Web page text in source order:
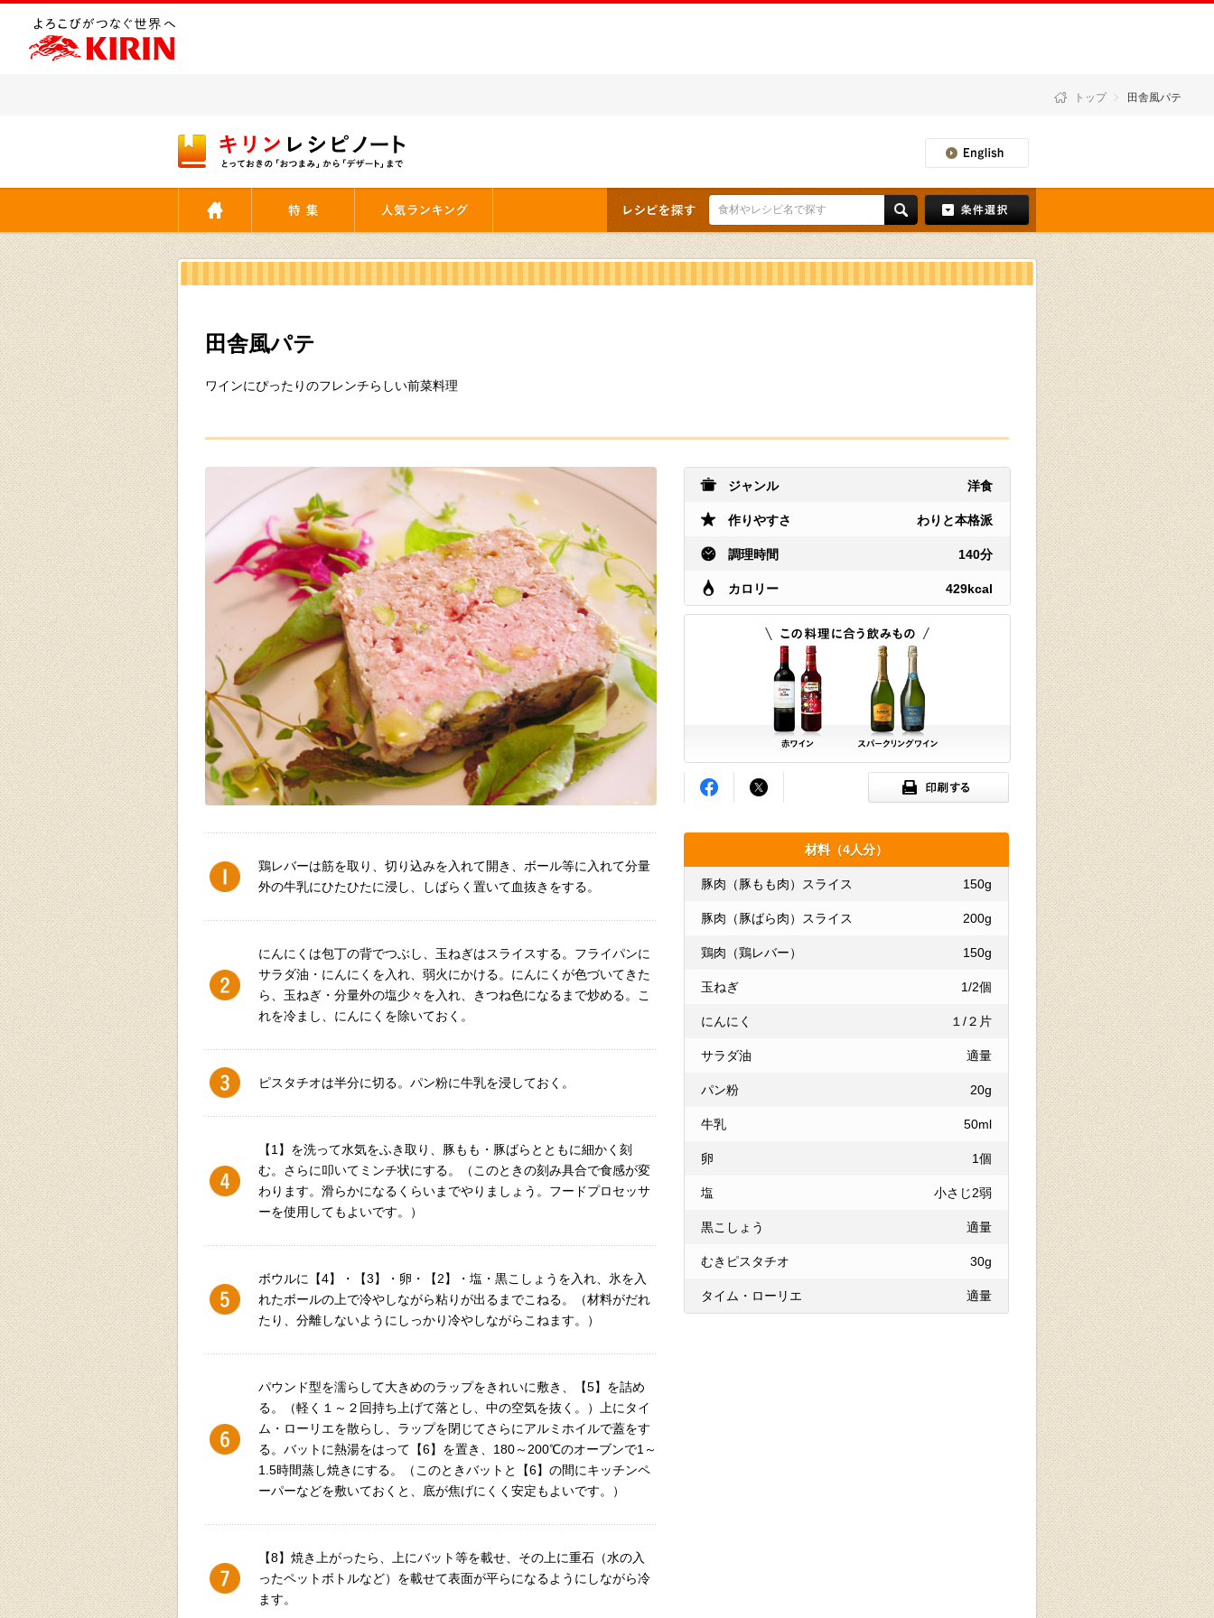
トップ 田舎風パテ
田舎風パテ
ワインにぴったりのフレンチらしい前菜料理
ジャンル 洋食
作りやすさ わりと本格派
調理時間 140分
カロリー 429kcal
材料（4人分）
豚肉（豚もも肉）スライス 150g
豚肉（豚ばら肉）スライス 200g
鶏肉（鶏レバー） 150g
玉ねぎ 1/2個
にんにく １/２片
サラダ油 適量
パン粉 20g
牛乳 50ml
卵 1個
塩 小さじ2弱
黒こしょう 適量
むきピスタチオ 30g
タイム・ローリエ 適量
鶏レバーは筋を取り、切り込みを入れて開き、ボール等に入れて分量
外の牛乳にひたひたに浸し、しばらく置いて血抜きをする。
にんにくは包丁の背でつぶし、玉ねぎはスライスする。フライパンに
サラダ油・にんにくを入れ、弱火にかける。にんにくが色づいてきた
ら、玉ねぎ・分量外の塩少々を入れ、きつね色になるまで炒める。こ
れを冷まし、にんにくを除いておく。
ピスタチオは半分に切る。パン粉に牛乳を浸しておく。
【1】を洗って水気をふき取り、豚もも・豚ばらとともに細かく刻
む。さらに叩いてミンチ状にする。（このときの刻み具合で食感が変
わります。滑らかになるくらいまでやりましょう。フードプロセッサ
ーを使用してもよいです。）
ボウルに【4】・【3】・卵・【2】・塩・黒こしょうを入れ、氷を入
れたボールの上で冷やしながら粘りが出るまでこねる。（材料がだれ
たり、分離しないようにしっかり冷やしながらこねます。）
パウンド型を濡らして大きめのラップをきれいに敷き、【5】を詰め
る。（軽く１～２回持ち上げて落とし、中の空気を抜く。）上にタイ
ム・ローリエを散らし、ラップを閉じてさらにアルミホイルで蓋をす
る。バットに熱湯をはって【6】を置き、180～200℃のオーブンで1～
1.5時間蒸し焼きにする。（このときバットと【6】の間にキッチンペ
ーパーなどを敷いておくと、底が焦げにくく安定もよいです。）
【8】焼き上がったら、上にバット等を載せ、その上に重石（水の入
ったペットボトルなど）を載せて表面が平らになるようにしながら冷
ます。